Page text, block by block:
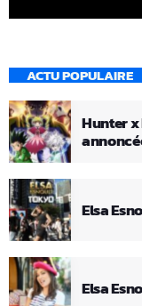
ACTU POPULAIRE
Hunter x
Elsa
Elsa